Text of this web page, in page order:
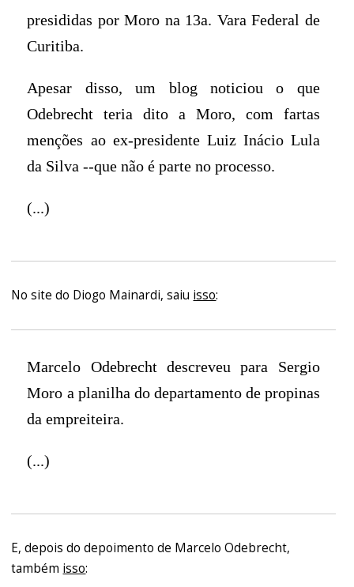
presididas por Moro na 13a. Vara Federal de
Curitiba.
Apesar disso, um blog noticiou o que
Odebrecht teria dito a Moro, com fartas
menções ao ex-presidente Luiz Inácio Lula
da Silva --que não é parte no processo.
(...)
No site do Diogo Mainardi, saiu isso:
Marcelo Odebrecht descreveu para Sergio
Moro a planilha do departamento de propinas
da empreiteira.
(...)
E, depois do depoimento de Marcelo Odebrecht,
também isso: